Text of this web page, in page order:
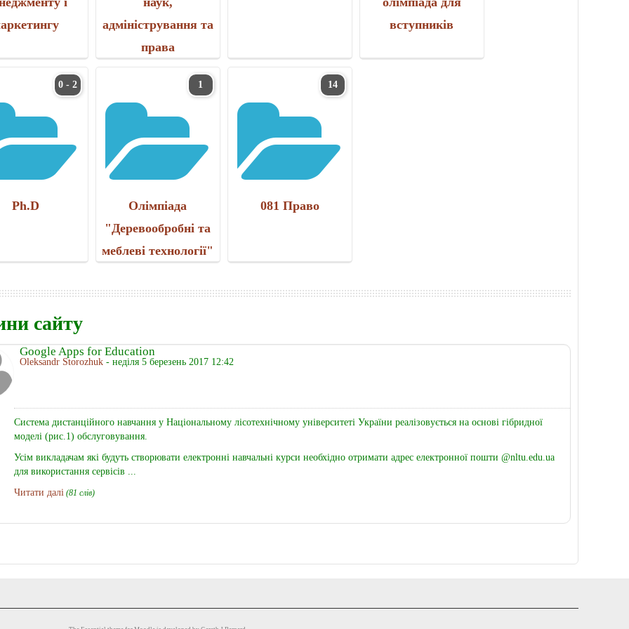
адміністрування та
права
вступників
0 - 2
Ph.D
1
Олімпіада
"Деревообробні та
меблеві технології"
14
081 Право
сайту
Google Apps for Education
Oleksandr Storozhuk- неділя 5 березень 2017 12:42
Система дистанційного навчання у Національному лісотехнічному університеті України реалізовується на основі гібридної
моделі (рис.1) обслуговування.
Усім викладачам які будуть створювати електронні навчальні курси необхідно отримати адрес електронної пошти @nltu.edu.ua
для використання сервісів ...
Читати далі (81 слів)